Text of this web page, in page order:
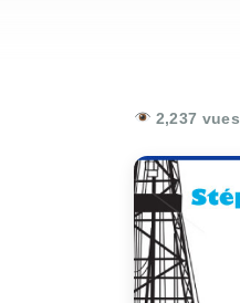
2,237 vues